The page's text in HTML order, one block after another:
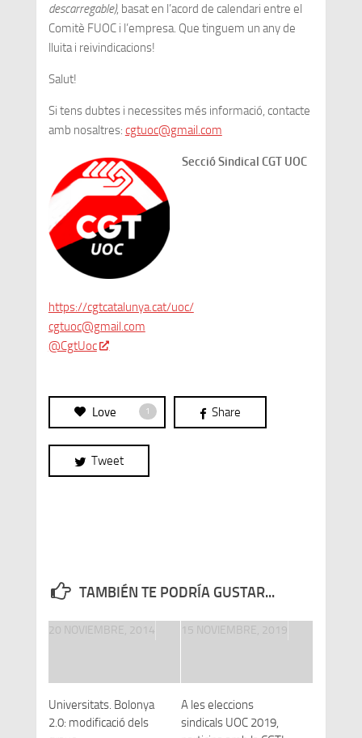
descarregable), basat en l’acord de calendari entre el
Comitè FUOC i l’empresa. Que tinguem un any de
lluita i reivindicacions!
Salut!
Si tens dubtes i necessites més informació, contacte
amb nosaltres: cgtuoc@gmail.com
Secció Sindical CGT UOC
https://cgtcatalunya.cat/uoc/
cgtuoc@gmail.com
@CgtUoc
Love 1 Share
Tweet
TAMBIÉN TE PODRÍA GUSTAR...
Universitats. Bolonya
2.0: modificació dels
20 NOVIEMBRE, 2014
A les eleccions
sindicals UOC 2019,
15 NOVIEMBRE, 2019